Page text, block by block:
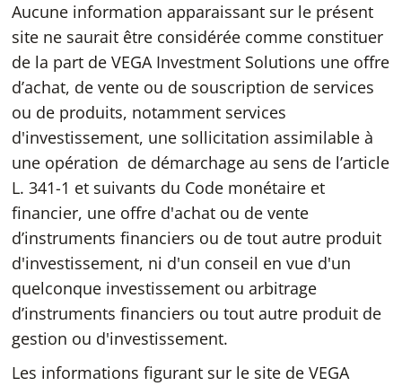
Aucune information apparaissant sur le présent
site ne saurait être considérée comme constituer
de la part de VEGA Investment Solutions une offre
d’achat, de vente ou de souscription de services
ou de produits, notamment services
d'investissement, une sollicitation assimilable à
une opération de démarchage au sens de l’article
L. 341-1 et suivants du Code monétaire et
financier, une offre d'achat ou de vente
d’instruments financiers ou de tout autre produit
d'investissement, ni d'un conseil en vue d'un
quelconque investissement ou arbitrage
d’instruments financiers ou tout autre produit de
gestion ou d'investissement.
Les informations figurant sur le site de VEGA